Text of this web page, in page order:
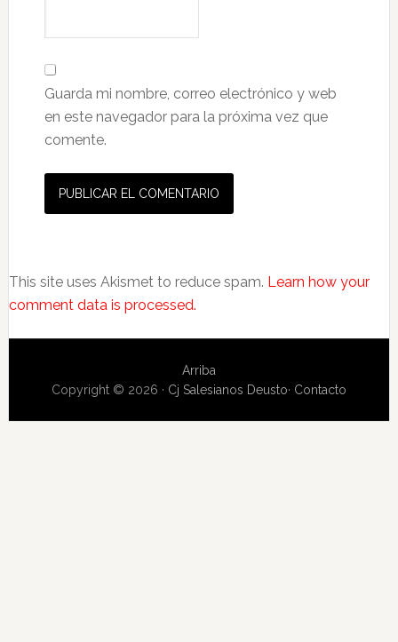
Guarda mi nombre, correo electrónico y web
en este navegador para la próxima vez que
comente.
This site uses Akismet to reduce spam. Learn how your
comment data is processed.
Arriba
Copyright © 2026 · Cj Salesianos Deusto· Contacto